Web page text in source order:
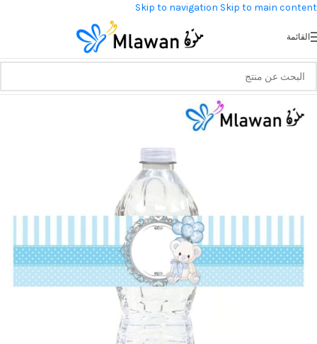
Skip to navigation Skip to main content
القائمة